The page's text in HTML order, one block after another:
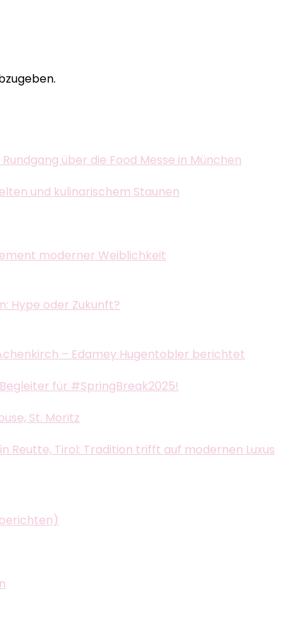
über die Food Messe in München
und kulinarischem Staunen
moderner Weiblichkeit
Hype oder Zukunft?
– Edamey Hugentobler berichtet
für #SpringBreak2025!
St. Moritz
Reutte, Tirol: Tradition trifft auf modernen Luxus